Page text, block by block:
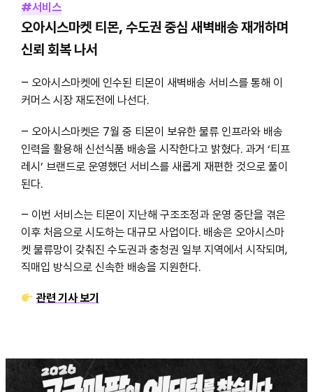
#서비스
오아시스마켓 티몬, 수도권 중심 새벽배송 재개하며
신뢰 회복 나서
– 오아시스마켓에 인수된 티몬이 새벽배송 서비스를 통해 이
커머스 시장 재도전에 나선다.
– 오아시스마켓은 7월 중 티몬이 보유한 물류 인프라와 배송
인력을 활용해 신선식품 배송을 시작한다고 밝혔다. 과거 ‘티프
레시’ 브랜드로 운영했던 서비스를 새롭게 재편한 것으로 풀이
된다.
– 이번 서비스는 티몬이 지난해 구조조정과 운영 중단을 겪은
이후 처음으로 시도하는 대규모 사업이다. 배송은 오아시스마
켓 물류망이 갖춰진 수도권과 충청권 일부 지역에서 시작되며,
직매입 방식으로 신속한 배송을 지원한다.
관련 기사 보기